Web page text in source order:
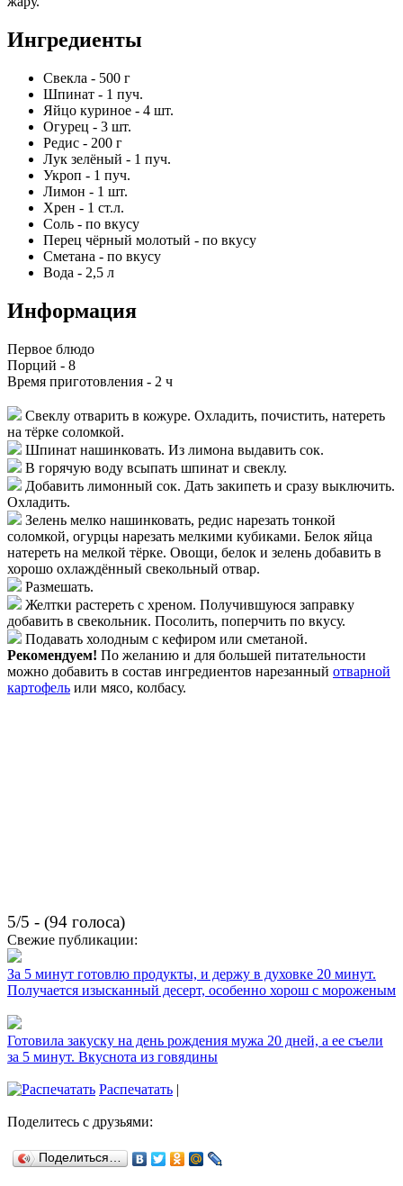
Ингредиенты
Свекла - 500 г
Шпинат - 1 пуч.
Яйцо куриное - 4 шт.
Огурец - 3 шт.
Редис - 200 г
Лук зелёный - 1 пуч.
Укроп - 1 пуч.
Лимон - 1 шт.
Хрен - 1 ст.л.
Соль - по вкусу
Перец чёрный молотый - по вкусу
Сметана - по вкусу
Вода - 2,5 л
Информация
Первое блюдо
Порций - 8
Время приготовления - 2 ч
Свеклу отварить в кожуре. Охладить, почистить, натереть
на тёрке соломкой.
Шпинат нашинковать. Из лимона выдавить сок.
В горячую воду всыпать шпинат и свеклу.
Добавить лимонный сок. Дать закипеть и сразу выключить.
Охладить.
Зелень мелко нашинковать, редис нарезать тонкой
соломкой, огурцы нарезать мелкими кубиками. Белок яйца
натереть на мелкой тёрке. Овощи, белок и зелень добавить в
хорошо охлаждённый свекольный отвар.
Размешать.
Желтки растереть с хреном. Получившуюся заправку
добавить в свекольник. Посолить, поперчить по вкусу.
Подавать холодным с кефиром или сметаной.
Рекомендуем! По желанию и для большей питательности
можно добавить в состав ингредиентов нарезанный отварной
картофель или мясо, колбасу.
5/5 - (94 голоса)
Свежие публикации:
За 5 минут готовлю продукты, и держу в духовке 20 минут.
Получается изысканный десерт, особенно хорош с мороженым
Готовила закуску на день рождения мужа 20 дней, а ее съели
за 5 минут. Вкуснота из говядины
Распечатать |
Поделитесь с друзьями:
Поделиться…